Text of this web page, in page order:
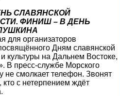
СЛАВЯНСКОЙ
ФИНИШ – В ДЕНЬ
для организаторов
Дням славянской
культуры на Дальнем Востоке,
В пресс-службе Морского
не смолкает телефон. Звонят
кто с нетерпением ждёт